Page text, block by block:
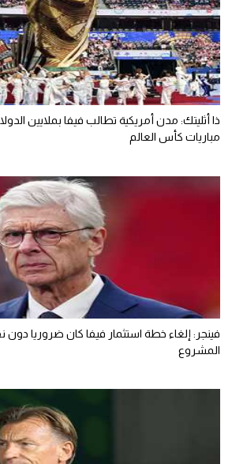
ذا أثليتك: مدن أمريكية تطالب فيفا بملايين
مباريات كأس العالم
فينجر: إلغاء خطة استثمار فيفا كان ضروريا
المشروع